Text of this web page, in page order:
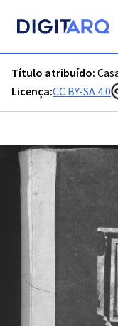
Título atribuído:
Licença:CC BY-SA 4.0